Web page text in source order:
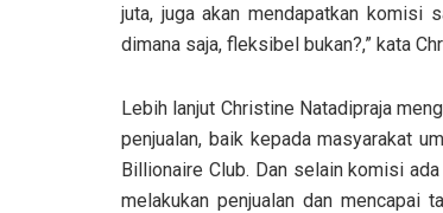
juta, juga akan mendapatkan komisi
dimana saja, fleksibel bukan?,” kata
Lebih lanjut Christine Natadipraja
penjualan, baik kepada masyarakat
Billionaire Club. Dan selain komisi
melakukan penjualan dan mencapai